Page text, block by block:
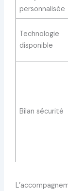
personnalisée
Technologie
disponible
Bilan sécurité